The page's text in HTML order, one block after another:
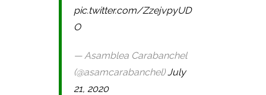
pic.twitter.com/ZzejvpyUD
O
— Asamblea Carabanchel
(@asamcarabanchel)July
21, 2020